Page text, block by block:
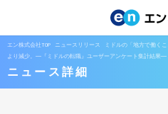
エン株式会社TOP ニュースリリース
ミドルの「地方で働く
より減少。―『ミドルの転職』ユーザーアンケート集計結果―
ニュース詳細